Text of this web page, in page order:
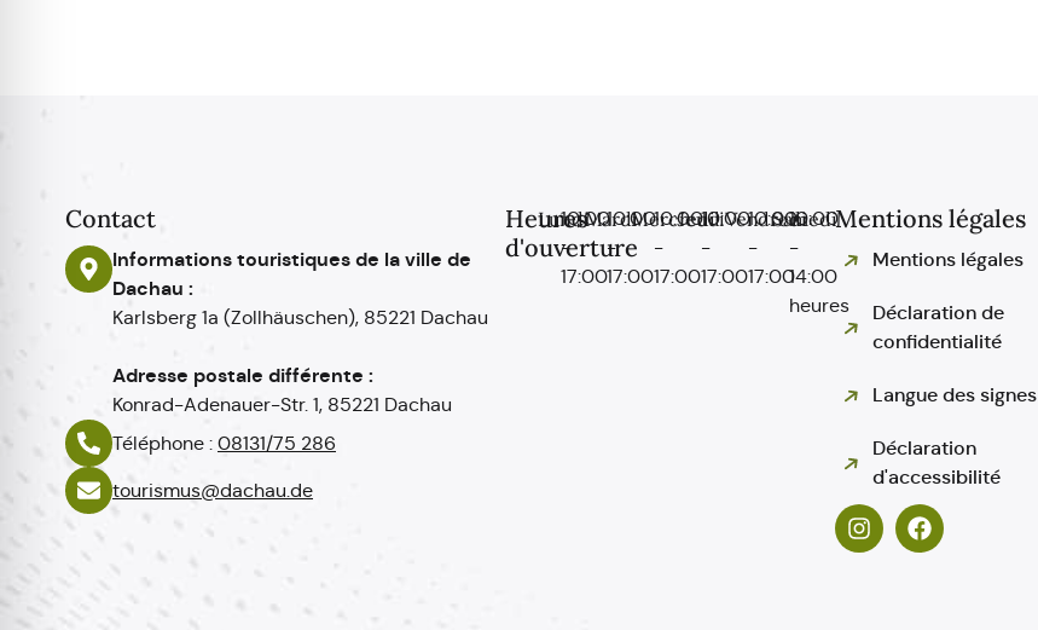
Contact
Informations touristiques de la ville de
Dachau :
Karlsberg 1a (Zollhäuschen), 85221 Dachau
Adresse postale différente :
Konrad-Adenauer-Str. 1, 85221 Dachau
Téléphone : 08131/75 286
tourismus@dachau.de
Heures
d'ouverture
Lundi
10:00
-
17:00
Mardi
10:00
-
17:00
Mercredi
10:00
-
17:00
Jeudi10:00
-
17:00
Vendredi
10:00
-
17:00
Samedi
10:00
-
14:00
heures
Mentions légales
Mentions légales
Déclaration de
confidentialité
Langue des signes
Déclaration
d'accessibilité